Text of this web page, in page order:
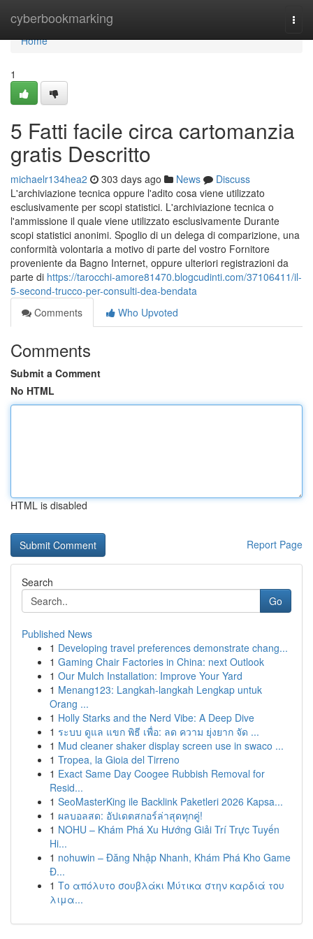
cyberbookmarking
Home
Home
1
5 Fatti facile circa cartomanzia
gratis Descritto
michaelr134hea2 303 days ago News
Discuss
L'archiviazione tecnica oppure l'adito cosa viene utilizzato
esclusivamente per scopi statistici. L'archiviazione tecnica o
l'ammissione il quale viene utilizzato esclusivamente Durante
scopi statistici anonimi. Spoglio di un delega di comparizione, una
conformità volontaria a motivo di parte del vostro Fornitore
proveniente da Bagno Internet, oppure ulteriori registrazioni da
parte di https://tarocchi-amore81470.blogcudinti.com/37106411/il-
5-second-trucco-per-consulti-dea-bendata
Comments
Who Upvoted
Comments
Submit a Comment
No HTML
HTML is disabled
Report Page
Search
Go
Published News
1 Developing travel preferences demonstrate chang...
1 Gaming Chair Factories in China: next Outlook
1 Our Mulch Installation: Improve Your Yard
1 Menang123: Langkah-langkah Lengkap untuk
Orang ...
1 Holly Starks and the Nerd Vibe: A Deep Dive
1 ระบบ ดูแล แขก พิธี เพื่อ: ลด ความ ยุ่งยาก จัด ...
1 Mud cleaner shaker display screen use in swaco ...
1 Tropea, la Gioia del Tirreno
1 Exact Same Day Coogee Rubbish Removal for
Resid...
1 SeoMasterKing ile Backlink Paketleri 2026 Kapsa...
1 ผลบอลสด: อัปเดตสกอร์ล่าสุดทุกคู่!
1 NOHU – Khám Phá Xu Hướng Giải Trí Trực Tuyến
Hi...
1 nohuwin – Đăng Nhập Nhanh, Khám Phá Kho Game
Đ...
1 Το απόλυτο σουβλάκι Μύτικα στην καρδιά του
λιμα...